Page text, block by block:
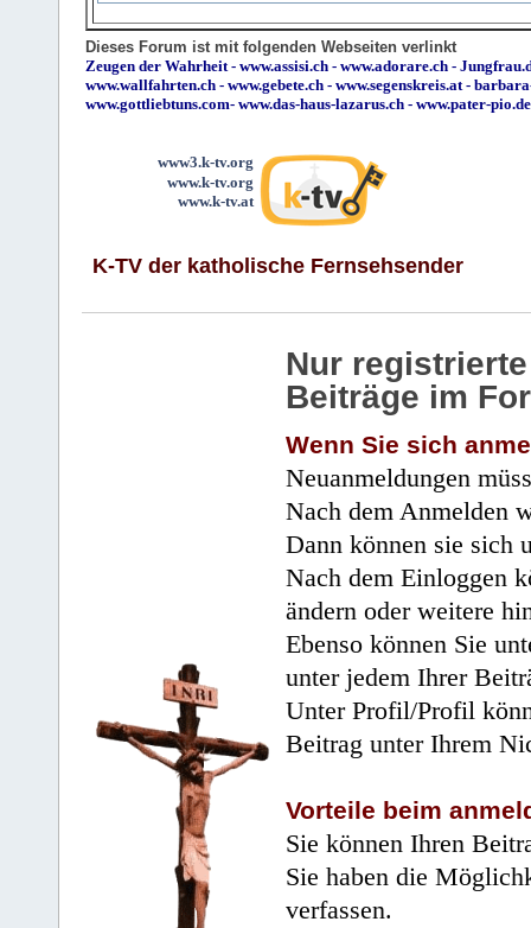
Dieses Forum ist mit folgenden Webseiten verlinkt
Zeugen der Wahrheit - www.assisi.ch - www.adorare.ch -
www.wallfahrten.ch - www.gebete.ch - www.segenskreis.at -
www.gottliebtuns.com- www.das-haus-lazarus.ch - www.pater-pio.de
www3.k-tv.org
www.k-tv.org
www.k-tv.at
K-TV der katholische Fernsehsender
Nur
Beiträge im
Wenn Sie sich
Neuanmeldungen
Nach dem Anmelden
Dann können sie sich
Nach dem Einloggen
ändern oder weitere
Ebenso können Sie
unter jedem Ihrer
Unter Profil/Profil
Beitrag unter Ihrem
Vorteile beim
Sie können Ihren
Sie haben die
verfassen.